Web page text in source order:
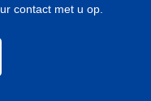
contact met u op.